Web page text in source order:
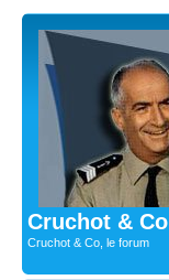
Cruchot & Co
Cruchot & Co, le forum